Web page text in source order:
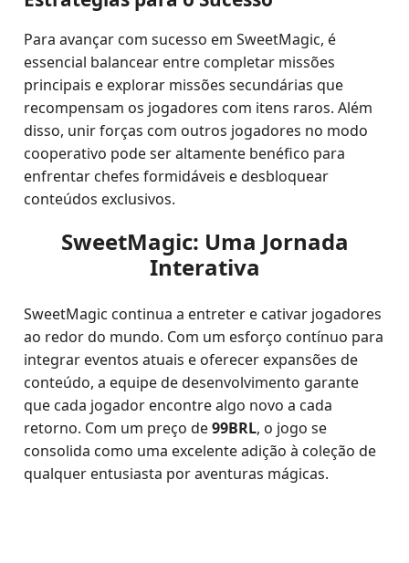
Para avançar com sucesso em SweetMagic, é
essencial balancear entre completar missões
principais e explorar missões secundárias que
recompensam os jogadores com itens raros. Além
disso, unir forças com outros jogadores no modo
cooperativo pode ser altamente benéfico para
enfrentar chefes formidáveis e desbloquear
conteúdos exclusivos.
SweetMagic: Uma Jornada
Interativa
SweetMagic continua a entreter e cativar jogadores
ao redor do mundo. Com um esforço contínuo para
integrar eventos atuais e oferecer expansões de
conteúdo, a equipe de desenvolvimento garante
que cada jogador encontre algo novo a cada
retorno. Com um preço de99BRL, o jogo se
consolida como uma excelente adição à coleção de
qualquer entusiasta por aventuras mágicas.